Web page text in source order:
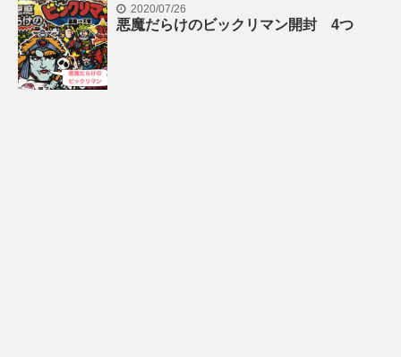
2020/07/26
悪魔だらけのビックリマン開封 4つ